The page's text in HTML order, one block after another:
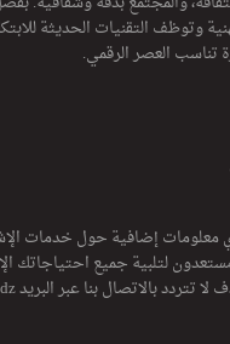
وتوظف التقنيات الحديثة
تناسب العصر الرقمي.
إضافية حول خدمات
لتلبية جميع احتياجاتك
تتردد بالاتصال بنا عبر البريد